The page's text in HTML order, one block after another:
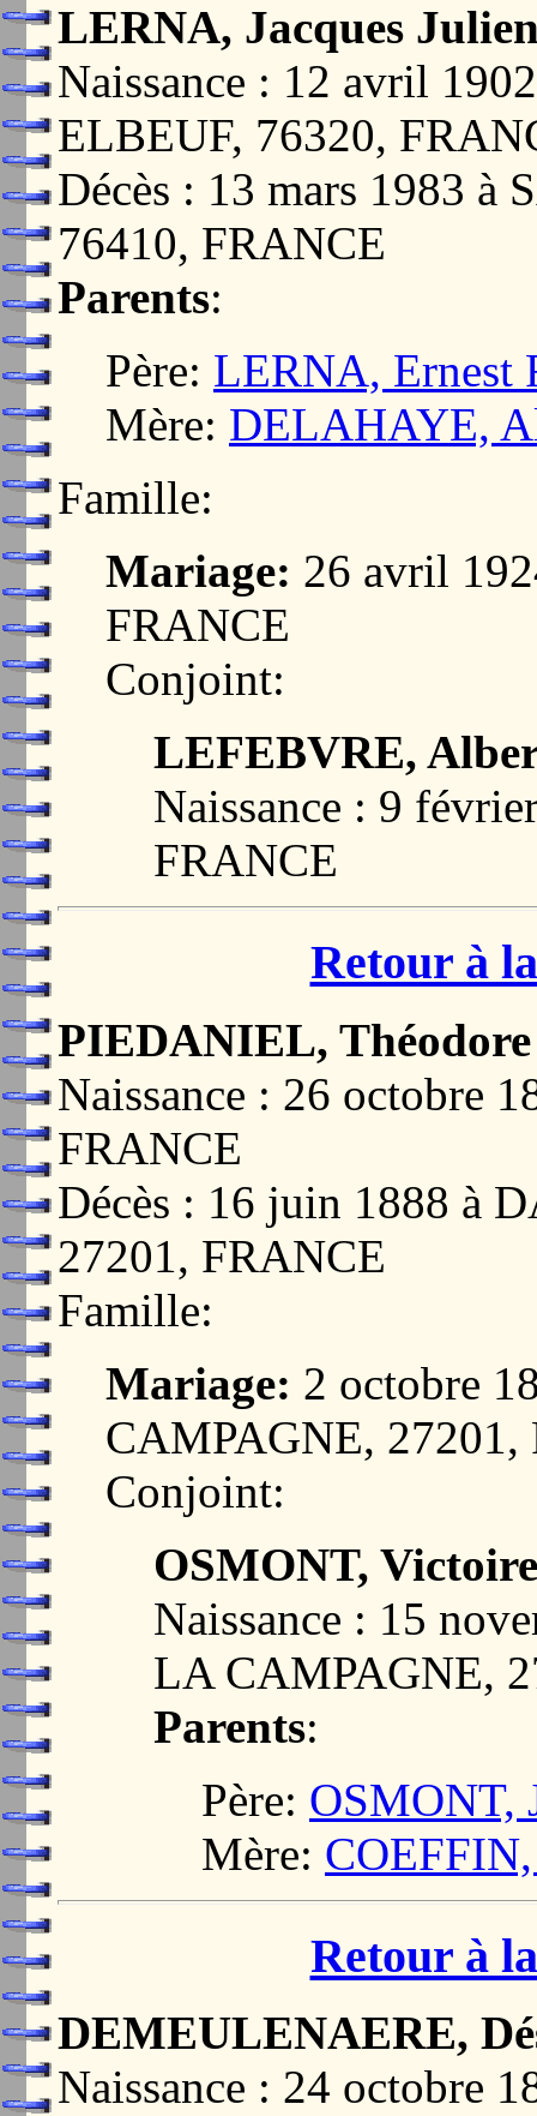
LERNA, Jacques
Naissance : 12 avril
ELBEUF, 76320,
Décès : 13 mars 1983
76410, FRANCE
Parents:
Père: LERNA, Ernest
Mère: DELAHAYE,
Famille:
Mariage: 26 avril
FRANCE
Conjoint:
LEFEBVRE,
Naissance : 9
FRANCE
Retour à
PIEDANIEL,
Naissance : 26 octobre
FRANCE
Décès : 16 juin 1888 à
27201, FRANCE
Famille:
Mariage: 2 octobre
CAMPAGNE, 27201,
Conjoint:
OSMONT,
Naissance : 15
LA CAMPAGNE,
Parents:
Père: OSMONT,
Mère:
Retour à
DEMEULENAERE,
Naissance : 24 octobre